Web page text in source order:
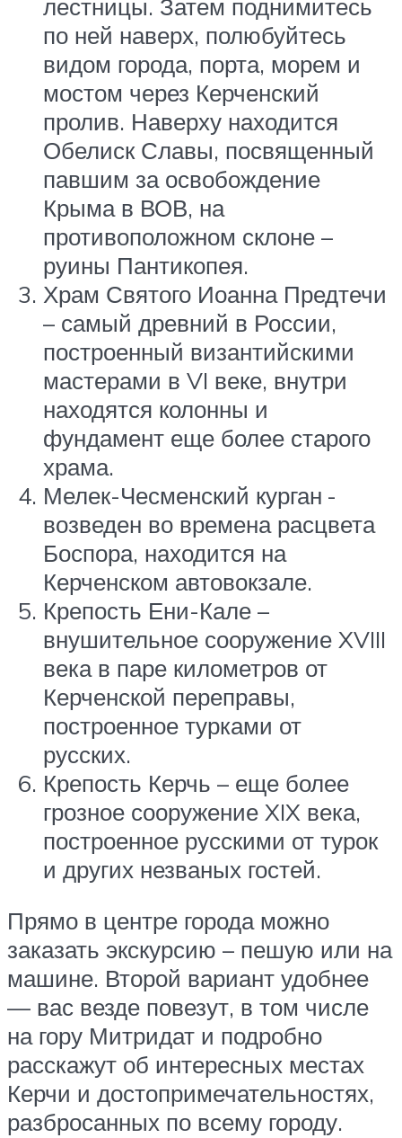
лестницы. Затем поднимитесь
по ней наверх, полюбуйтесь
видом города, порта, морем и
мостом через Керченский
пролив. Наверху находится
Обелиск Славы, посвященный
павшим за освобождение
Крыма в ВОВ, на
противоположном склоне –
руины Пантикопея.
Храм Святого Иоанна Предтечи
– самый древний в России,
построенный византийскими
мастерами в VI веке, внутри
находятся колонны и
фундамент еще более старого
храма.
Мелек-Чесменский курган -
возведен во времена расцвета
Боспора, находится на
Керченском автовокзале.
Крепость Ени-Кале –
внушительное сооружение XVIII
века в паре километров от
Керченской переправы,
построенное турками от
русских.
Крепость Керчь – еще более
грозное сооружение XIX века,
построенное русскими от турок
и других незваных гостей.
Прямо в центре города можно
заказать экскурсию – пешую или на
машине. Второй вариант удобнее
— вас везде повезут, в том числе
на гору Митридат и подробно
расскажут об интересных местах
Керчи и достопримечательностях,
разбросанных по всему городу.